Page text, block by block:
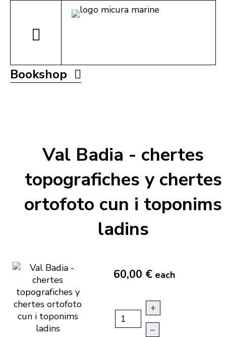
Bookshop
Val Badia - chertes
topografiches y chertes
ortofoto cun i toponims
ladins
60,00 € each
+
–